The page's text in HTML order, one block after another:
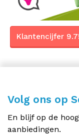
Klantencijfer 9.7!
Volg ons op
En blijf op de
aanbiedingen.